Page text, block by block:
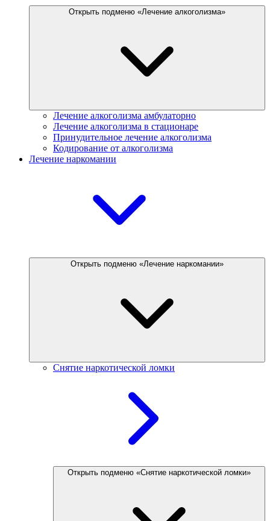
Открыть подменю «Лечение алкоголизма»
Лечение алкоголизма амбулаторно
Лечение алкоголизма в стационаре
Принудительное лечение алкоголизма
Кодирование от алкоголизма
Лечение наркомании
Открыть подменю «Лечение наркомании»
Снятие наркотической ломки
Открыть подменю «Снятие наркотической ломки»